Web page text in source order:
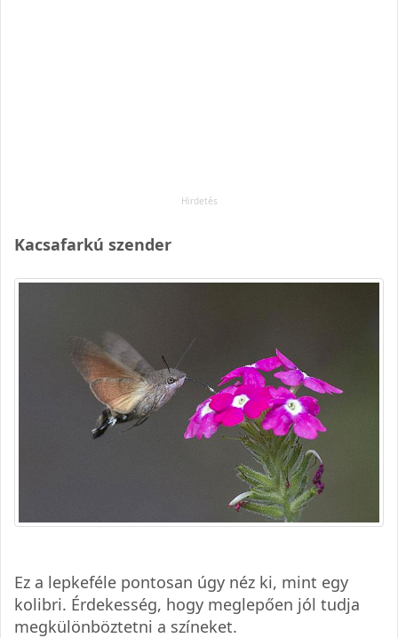
Kacsafarkú szender
Ez a lepkeféle pontosan úgy néz ki, mint egy
kolibri. Érdekesség, hogy meglepően jól tudja
megkülönböztetni a színeket.